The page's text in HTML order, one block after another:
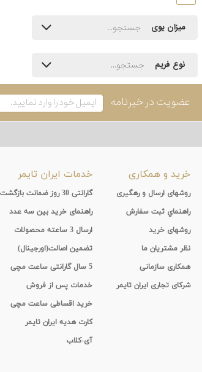
میزان یوی
نوع فریم
عضویت در خبرنامه
خرید و همکاری
روشهای ارسال و رهگیری
راهنماي ثبت سفارش
روشهای خرید
نظر مشتریان ما
همکاری سازمانی
شرکای تجاری ایران تایمر
خدمات ایران تایمر
گارانتی 30 روز ضمانت بازگشت
راهنمای خرید بین سه عدد
ارسال 3 ساعته محصولات
تضمین اصالت(اورجینال)
5 سال گارانتی ساعت مچی
خدمات پس از فروش
خرید اقساطی ساعت مچی
کارت هدیه ایران تایمر
آی-کلاب